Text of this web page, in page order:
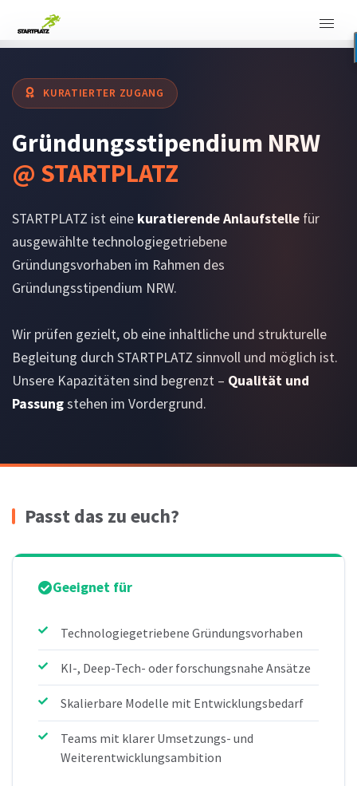
KURATIERTER ZUGANG
Gründungsstipendium NRW
@ STARTPLATZ
STARTPLATZ ist eine kuratierende Anlaufstelle für
ausgewählte technologiegetriebene
Gründungsvorhaben im Rahmen des
Gründungsstipendium NRW.
Wir prüfen gezielt, ob eine inhaltliche und strukturelle
Begleitung durch STARTPLATZ sinnvoll und möglich ist.
Unsere Kapazitäten sind begrenzt – Qualität und
Passungstehen im Vordergrund.
Passt das zu euch?
Geeignet für
Technologiegetriebene Gründungsvorhaben
KI-, Deep-Tech- oder forschungsnahe Ansätze
Skalierbare Modelle mit Entwicklungsbedarf
Teams mit klarer Umsetzungs- und
Weiterentwicklungsambition